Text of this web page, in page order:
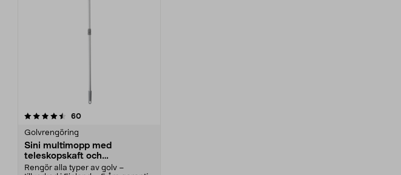
60recensioner
Golvrengöring
Sini multimopp med
teleskopskaft och
universalmopp
Rengör alla typer av golv –